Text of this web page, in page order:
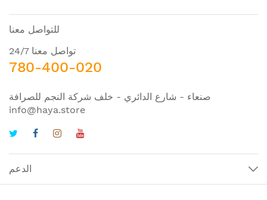
للتواصل معنا
تواصل معنا 24/7
780-400-020
صنعاء - شارع الدائري - خلف شركة النجم للصرافة
info@haya.store
الدعم